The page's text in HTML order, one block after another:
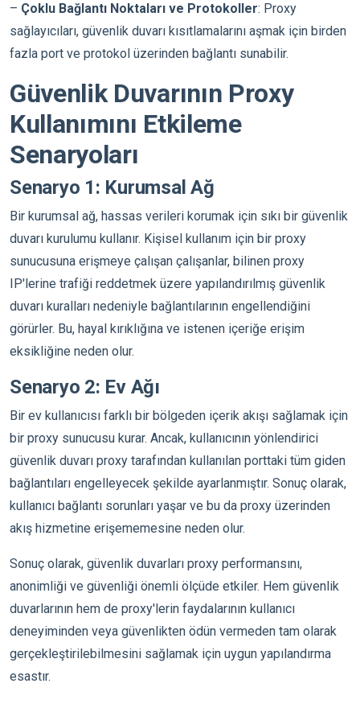
– Çoklu Bağlantı Noktaları ve Protokoller: Proxy
sağlayıcıları, güvenlik duvarı kısıtlamalarını aşmak için birden
fazla port ve protokol üzerinden bağlantı sunabilir.
Güvenlik Duvarının Proxy
Kullanımını Etkileme
Senaryoları
Senaryo 1: Kurumsal Ağ
Bir kurumsal ağ, hassas verileri korumak için sıkı bir güvenlik
duvarı kurulumu kullanır. Kişisel kullanım için bir proxy
sunucusuna erişmeye çalışan çalışanlar, bilinen proxy
IP'lerine trafiği reddetmek üzere yapılandırılmış güvenlik
duvarı kuralları nedeniyle bağlantılarının engellendiğini
görürler. Bu, hayal kırıklığına ve istenen içeriğe erişim
eksikliğine neden olur.
Senaryo 2: Ev Ağı
Bir ev kullanıcısı farklı bir bölgeden içerik akışı sağlamak için
bir proxy sunucusu kurar. Ancak, kullanıcının yönlendirici
güvenlik duvarı proxy tarafından kullanılan porttaki tüm giden
bağlantıları engelleyecek şekilde ayarlanmıştır. Sonuç olarak,
kullanıcı bağlantı sorunları yaşar ve bu da proxy üzerinden
akış hizmetine erişememesine neden olur.
Sonuç olarak, güvenlik duvarları proxy performansını,
anonimliği ve güvenliği önemli ölçüde etkiler. Hem güvenlik
duvarlarının hem de proxy'lerin faydalarının kullanıcı
deneyiminden veya güvenlikten ödün vermeden tam olarak
gerçekleştirilebilmesini sağlamak için uygun yapılandırma
esastır.